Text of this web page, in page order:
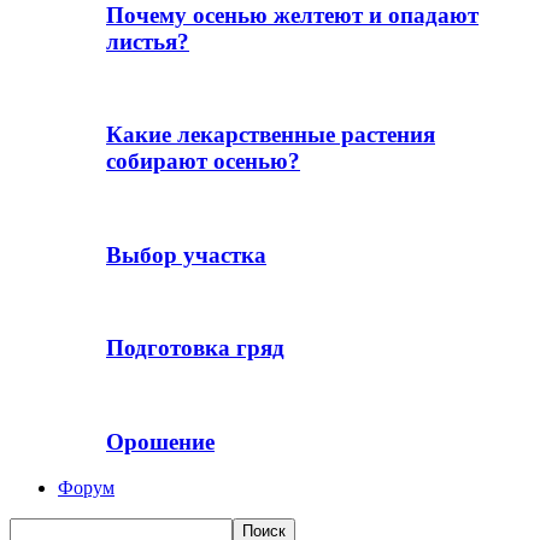
Почему осенью желтеют и опадают
листья?
Какие лекарственные растения
собирают осенью?
Выбор участка
Подготовка гряд
Орошение
Форум